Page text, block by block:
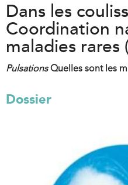
Dans les
Coordination
maladies rares
PulsationsQuelles sont les
Dossier